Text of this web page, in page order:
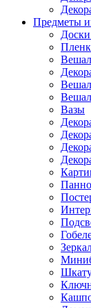
Предметы
Вазы